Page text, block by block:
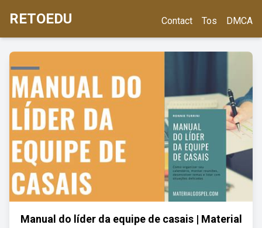
RETOEDU Contact Tos DMCA
Manual do líder da equipe de casais | Material